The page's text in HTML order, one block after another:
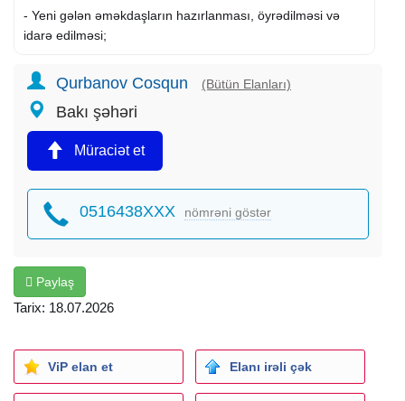
- Yeni gələn əməkdaşların hazırlanması, öyrədilməsi və
idarə edilməsi;
- İşgüzar görüşlərin keçirilməsi
- Əməkdaşlıqla bağlı
İş qrafiki:
- Həftə içi 5gün saat 10:00-17:00.Şənbə, Bazar istirahət.
Namizəddən tələblər:
- Cinsi: Xanım və yaxud Bəylər;
- Yaş həddi: 18-40;
- Azərbaycan dilində səlis və aydın danışmalıdır;
- Müvafiq sahə üzrə iş təcrübəsi şirkət hesabına öyrədilir .
Qurbanov Cosqun (Bütün Elanları)
Bakı şəhəri
Müraciət et
0516438XXX nömrəni göstər
Paylaş
Tarix: 18.07.2026
ViP elan et Elanı irəli çək